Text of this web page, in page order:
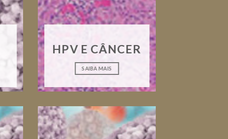
HPV E CÂNCER
SAIBA MAIS